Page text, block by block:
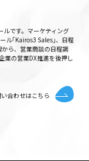
ルです。マーケティング
ル｢Kairos3 Sales｣、日程
ら、営業商談の日程調
業の営業DX推進を後押し
合わせはこちら